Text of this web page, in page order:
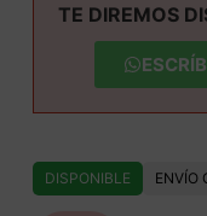
TE DIREMOS
DISPONIBLE ENVÍO